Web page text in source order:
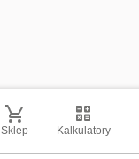
Sklep Kalkulatory